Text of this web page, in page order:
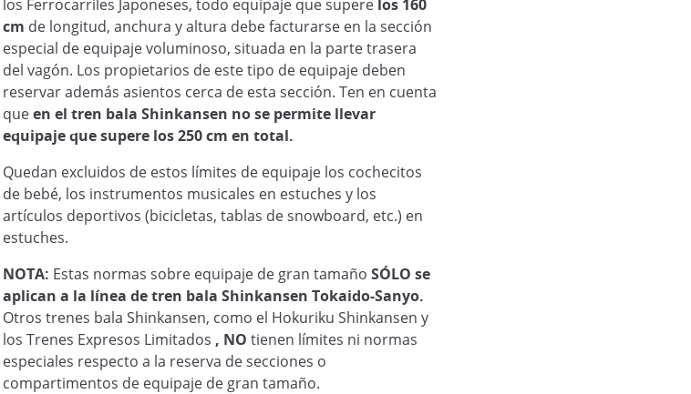
los Ferrocarriles Japoneses, todo equipaje que supere los 160
cm de longitud, anchura y altura debe facturarse en la sección
especial de equipaje voluminoso, situada en la parte trasera
del vagón. Los propietarios de este tipo de equipaje deben
reservar además asientos cerca de esta sección. Ten en cuenta
queen el tren bala Shinkansen no se permite llevar
equipaje que supere los 250 cm en total.
Quedan excluidos de estos límites de equipaje los cochecitos
de bebé, los instrumentos musicales en estuches y los
artículos deportivos (bicicletas, tablas de snowboard, etc.) en
estuches.
NOTA: Estas normas sobre equipaje de gran tamaño SÓLO se
aplican a la línea de tren bala Shinkansen Tokaido-Sanyo.
Otros trenes bala Shinkansen, como el Hokuriku Shinkansen y
los Trenes Expresos Limitados , NO tienen límites ni normas
especiales respecto a la reserva de secciones o
compartimentos de equipaje de gran tamaño.